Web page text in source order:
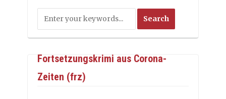
Fortsetzungskrimi aus Corona-
Zeiten (frz)